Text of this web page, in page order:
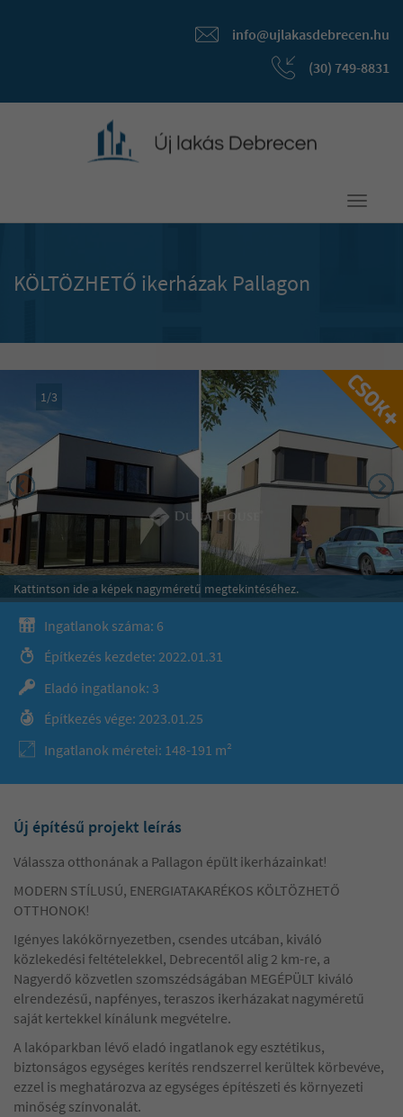
info@ujlakasdebrecen.hu
(30) 749-8831
Toggle
KÖLTÖZHETŐ ikerházak Pallagon
1/3
Kattintson ide a képek nagyméretű megtekintéséhez.
Ingatlanok száma: 6
Építkezés kezdete: 2022.01.31
Eladó ingatlanok: 3
Építkezés vége: 2023.01.25
Ingatlanok méretei: 148-191 m²
Új építésű projekt leírás
Válassza otthonának a Pallagon épült ikerházainkat!
MODERN STÍLUSÚ, ENERGIATAKARÉKOS KÖLTÖZHETŐ
OTTHONOK!
Igényes lakókörnyezetben, csendes utcában, kiváló
közlekedési feltételekkel, Debrecentől alig 2 km-re, a
Nagyerdő közvetlen szomszédságában MEGÉPÜLT kiváló
elrendezésű, napfényes, teraszos ikerházakat nagyméretű
saját kertekkel kínálunk megvételre.
A lakóparkban lévő eladó ingatlanok egy esztétikus,
biztonságos egységes kerítés rendszerrel kerültek körbevéve,
ezzel is meghatározva az egységes építészeti és környezeti
minőség színvonalát.